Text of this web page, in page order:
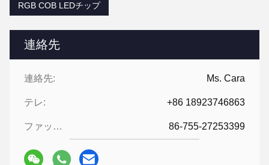
連絡先
連絡先: Ms. Cara
テレ: +86 18923746863
ファックス: 86-755-27253399
RGB COB LEDチップ